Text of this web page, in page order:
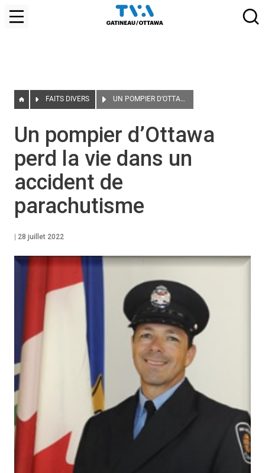
FAITS DIVERS UN POMPIER D’OTTAWA PERD LA VIE DANS UN ACCIDENT DE PARACHUTISME
Un pompier d’Ottawa
perd la vie dans un
accident de
parachutisme
28 juillet 2022